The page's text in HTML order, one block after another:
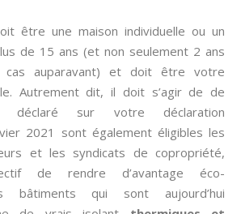
être une maison individuelle ou un
de 15 ans (et non seulement 2 ans
cas auparavant) et doit être votre
Autrement dit, il doit s’agir de de
déclaré sur votre déclaration
2021 sont également éligibles les
et les syndicats de copropriété,
de rendre d’avantage éco-
bâtiments qui sont aujourd’hui